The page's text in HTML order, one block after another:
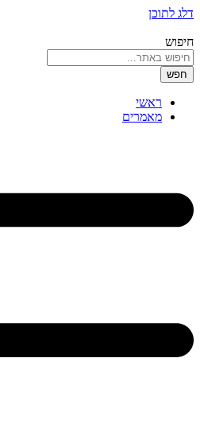
דלג לתוכן
חיפוש
חפש
ראשי
מאמרים